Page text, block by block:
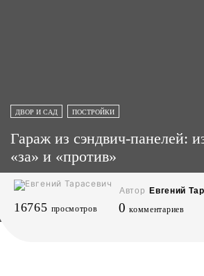
ДВОР И САД ПОСТРОЙКИ
Гараж из сэндвич-панелей:
«за» и «против»
Автор Евгений
16765 просмотров 0 комментариев